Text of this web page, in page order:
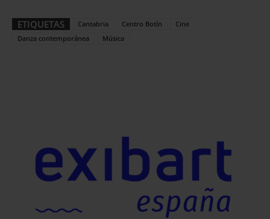
ETIQUETAS Cantabria Centro Botín
Cine
Danza contemporánea
Música